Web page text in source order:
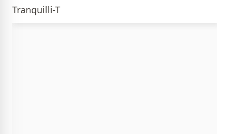
Tranquilli-T